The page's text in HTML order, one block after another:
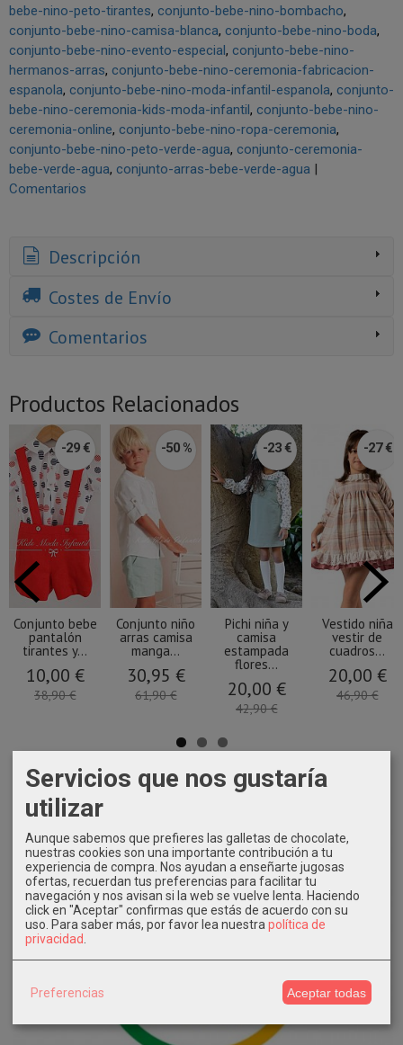
bebe-nino-peto-tirantes conjunto-bebe-nino-bombacho
conjunto-bebe-nino-camisa-blanca conjunto-bebe-nino-boda
conjunto-bebe-nino-evento-especial conjunto-bebe-nino-
hermanos-arras conjunto-bebe-nino-ceremonia-fabricacion-
espanola conjunto-bebe-nino-moda-infantil-espanola conjunto-
bebe-nino-ceremonia-kids-moda-infantil conjunto-bebe-nino-
ceremonia-online conjunto-bebe-nino-ropa-ceremonia
conjunto-bebe-nino-peto-verde-agua conjunto-ceremonia-
bebe-verde-agua conjunto-arras-bebe-verde-agua |
Comentarios
Descripción
Costes de Envío
Comentarios
Productos Relacionados
-29 €
Conjunto bebe
pantalón
tirantes y...
10,00 €
38,90 €
-50 %
Conjunto niño
arras camisa
manga...
30,95 €
61,90 €
-23 €
Pichi niña y
camisa
estampada
flores...
20,00 €
42,90 €
-27 €
Vestido niña
vestir de
cuadros...
20,00 €
46,90 €
Servicios que nos gustaría
utilizar
Aunque sabemos que prefieres las galletas de chocolate,
nuestras cookies son una importante contribución a tu
experiencia de compra. Nos ayudan a enseñarte jugosas
ofertas, recuerdan tus preferencias para facilitar tu
navegación y nos avisan si la web se vuelve lenta. Haciendo
click en "Aceptar" confirmas que estás de acuerdo con su
uso. Para saber más, por favor lea nuestra política de
privacidad
Preferencias Aceptar todas